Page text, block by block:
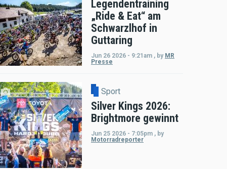
Legendentraining
„Ride & Eat“ am
Schwarzlhof in
Guttaring
Jun 26 2026 - 9:21am , by MR
Presse
Sport
Silver Kings 2026:
Brightmore gewinnt
Jun 25 2026 - 7:05pm , by
Motorradreporter